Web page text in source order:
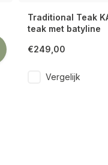
Traditional Teak
teak met batyline
€249,00
Vergelijk